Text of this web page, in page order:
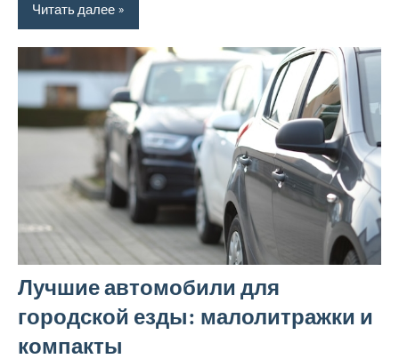
Читать далее
Лучшие автомобили для
городской езды: малолитражки и
компакты